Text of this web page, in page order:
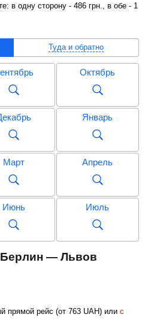
в одну сторону - 486 грн ., в обе - 1
Туда и обратно
Октябрь
Январь
Март Апрель
Июнь Июль
— Львов
прямой рейс (от 763 UAH) или с